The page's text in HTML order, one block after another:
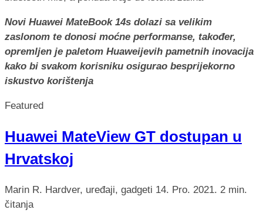
Novi Huawei MateBook 14s dolazi sa velikim
zaslonom te donosi moćne performanse, također,
opremljen je paletom Huaweijevih pametnih inovacija
kako bi svakom korisniku osigurao besprijekorno
iskustvo korištenja
Featured
Huawei MateView GT dostupan u
Hrvatskoj
Marin R. Hardver, uređaji, gadgeti 14. Pro. 2021. 2 min.
čitanja